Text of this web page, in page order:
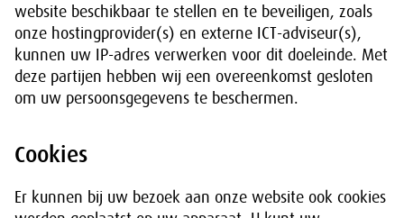
website beschikbaar te stellen en te beveiligen, zoals
onze hostingprovider(s) en externe ICT-adviseur(s),
kunnen uw IP-adres verwerken voor dit doeleinde. Met
deze partijen hebben wij een overeenkomst gesloten
om uw persoonsgegevens te beschermen.
Cookies
Er kunnen bij uw bezoek aan onze website ook cookies